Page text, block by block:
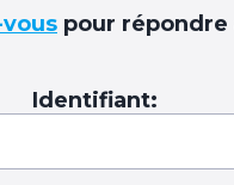
pour répondre
Identifiant: